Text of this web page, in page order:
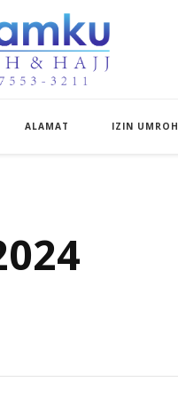
ALAMAT IZIN UMROH